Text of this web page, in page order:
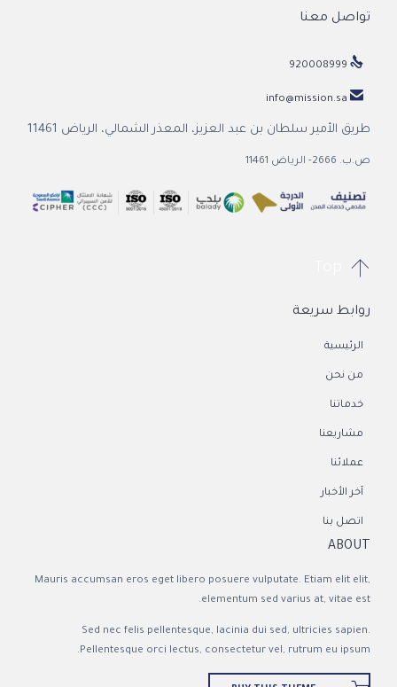
تواصل معنا


طريق الأمير سلطان بن عبد العزيز، المعذر الشمالي، الرياض 11461
ص.ب. 2666- الرياض 11461

روابط سريعة
الرئيسية
من نحن
خدماتنا
مشاريعنا
عملائنا
آخر الأخبار
اتصل بنا
ABOUT
Mauris accumsan eros eget libero posuere vulputate. Etiam elit elit,
elementum sed varius at, vitae est.
Sed nec felis pellentesque, lacinia dui sed, ultricies sapien.
Pellentesque orci lectus, consectetur vel, rutrum eu ipsum.